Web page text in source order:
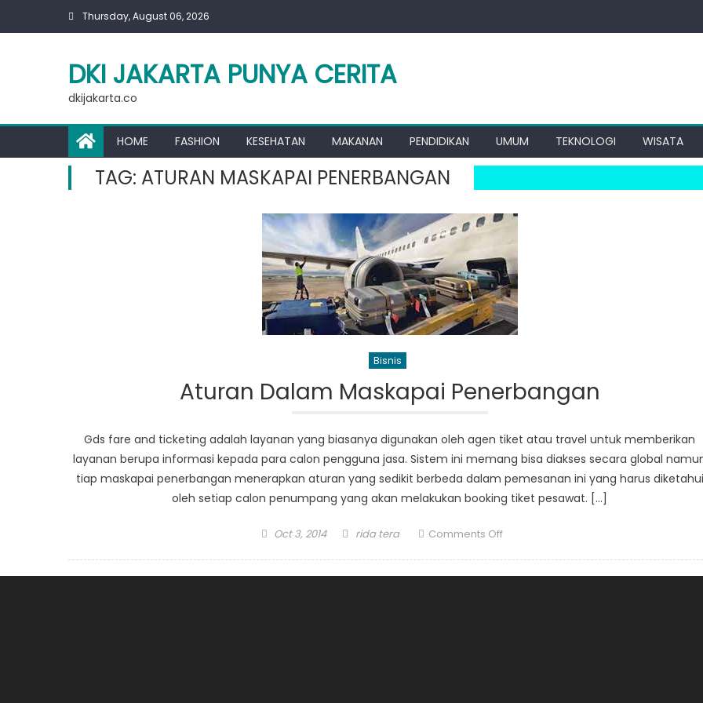
Thursday, August 06, 2026
DKI JAKARTA PUNYA CERITA
dkijakarta.co
HOME FASHION KESEHATAN MAKANAN PENDIDIKAN UMUM TEKNOLOGI WISATA
TAG: ATURAN MASKAPAI PENERBANGAN
Bisnis
Aturan Dalam Maskapai Penerbangan
Gds fare and ticketing adalah layanan yang biasanya digunakan oleh agen tiket atau travel untuk memberikan
layanan berupa informasi kepada para calon pengguna jasa. Sistem ini memang bisa diakses secara global
tiap maskapai penerbangan menerapkan aturan yang sedikit berbeda dalam pemesanan ini yang harus diketahui
oleh setiap calon penumpang yang akan melakukan booking tiket pesawat. […]
Posted
Oct 3, 2014 Author
rida tera Comments Offon